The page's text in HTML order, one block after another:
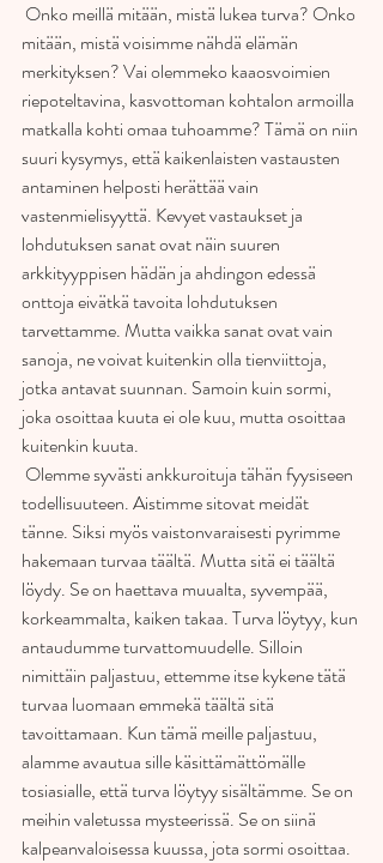
mitään, mistä voisimme nähdä elämän
merkityksen? Vai olemmeko kaaosvoimien
riepoteltavina, kasvottoman kohtalon armoilla
matkalla kohti omaa tuhoamme? Tämä on niin
suuri kysymys, että kaikenlaisten vastausten
antaminen helposti herättää vain
vastenmielisyyttä. Kevyet vastaukset ja
lohdutuksen sanat ovat näin suuren
arkkityyppisen hädän ja ahdingon edessä
onttoja eivätkä tavoita lohdutuksen
tarvettamme. Mutta vaikka sanat ovat vain
sanoja, ne voivat kuitenkin olla tienviittoja,
jotka antavat suunnan. Samoin kuin sormi,
joka osoittaa kuuta ei ole kuu, mutta osoittaa
kuitenkin kuuta.
todellisuuteen. Aistimme sitovat meidät
tänne. Siksi myös vaistonvaraisesti pyrimme
hakemaan turvaa täältä. Mutta sitä ei täältä
löydy. Se on haettava muualta, syvempää,
korkeammalta, kaiken takaa. Turva löytyy, kun
antaudumme turvattomuudelle. Silloin
nimittäin paljastuu, ettemme itse kykene tätä
turvaa luomaan emmekä täältä sitä
tavoittamaan. Kun tämä meille paljastuu,
alamme avautua sille käsittämättömälle
tosiasialle, että turva löytyy sisältämme. Se on
meihin valetussa mysteerissä. Se on siinä
kalpeanvaloisessa kuussa, jota sormi osoittaa.